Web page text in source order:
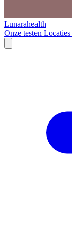
Lunarahealth
Onze testen Locaties